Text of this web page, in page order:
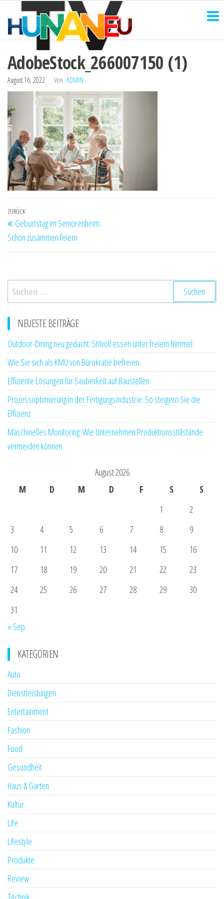
Inhalt
springen
AdobeStock_266007150 (1)
August 16, 2022 Von ADMIN
Beitragsnavigation
Vorheriger
Beitrag
ZURÜCK
Geburtstag im Seniorenheim:
Schön zusammen feiern
Suchen
nach:
NEUESTE BEITRÄGE
Outdoor-Dining neu gedacht: Stilvoll essen unter freiem Himmel
Wie Sie sich als KMU von Bürokratie befreien
Effiziente Lösungen für Sauberkeit auf Baustellen
Prozessoptimierung in der Fertigungsindustrie: So steigern Sie die
Effizienz
Maschinelles Monitoring: Wie Unternehmen Produktionsstillstände
vermeiden können
August 2026
M
D M D F S
S
1
2
3
4 5 6 7 8
9
10
11 12 13 14 15
16
17
18 19 20 21 22
23
24
25 26 27 28 29
30
31
« Sep.
KATEGORIEN
Auto
Dienstleistungen
Entertainment
Fashion
Food
Gesundheit
Haus & Garten
Kultur
Life
Lifestyle
Produkte
Review